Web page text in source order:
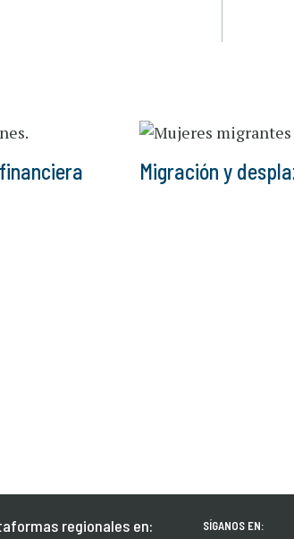
Migración y
regionales en: SÍGANOS EN: